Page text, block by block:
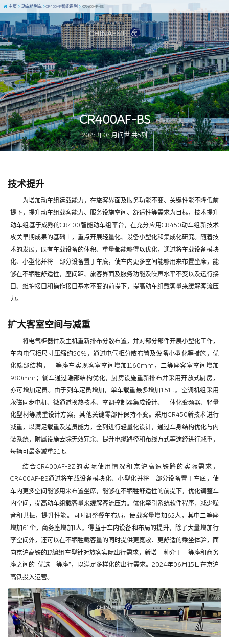
图 / 董邱迪
CR400AF-BS
2024年04月问世 共5列
主页 动车组列车 CR400AF智能系列 CR400AF-BS
技术提升
为增加动车组运载能力，在旅客界面及服务功能不变、关键性能不降低前
提下，提升动车组载客能力、服务设施空间、舒适性等需求为目标，技术提升
动车组基于成熟的CR400智能动车组平台，在充分应用CR450动车组新技术
攻关早期成果的基础上，重点开展轻量化、设备小型化和集成化研究。随着技
术的发展，既有车载设备的体积、重量都能够得以优化，通过将车载设备模块
化、小型化并将一部分设备置于车底，使车内更多空间能够用来布置坐席，能
够在不牺牲舒适性，座间距、旅客界面及服务功能及噪声水平不变以及运行接
口、维护接口和操作接口基本不变的前提下，提高动车组载客量来缓解客流压
力。
扩大客室空间与减重
将电气柜器件及主机重新排布分散布置，并对部分部件开展小型化工作，
车内电气柜尺寸压缩约50%，通过电气柜分散布置及设备小型化等措施，优
化端部结构，一等座车实现客室空间增加1160mm，二等座客室空间增加
980mm；餐车通过端部结构优化，厨房设施重新排布并采用开放式厨房，
亦可增加定员。由于列车定员增加，单车载重最多增加1.51 t。空调机组采用
永磁同步电机、微通道换热技术、空调控制器集成设计、一体化变频器、轻量
化型材等减重设计方案，其他关键零部件保持不变。采用CR450新技术进行
减重，以满足载重及超员能力，全列进行轻量化设计，通过车身结构优化与内
装系统，附属设施去除无效冗余、提升电缆路径和布线方式等途经进行减重，
每辆可最多减重2.1 t。
结合CR400AF-BZ的实际使用情况和京沪高速铁路的实际需求，
CR400AF-BS通过将车载设备模块化、小型化并将一部分设备置于车底，使
车内更多空间能够用来布置坐席，能够在不牺牲舒适性的前提下，优化调整车
内空间，提高动车组载客量来缓解客流压力。优化牵引系统软件程序，减少噪
音和共振，提升性能。同时调整餐车布局，使载客量增加62人，其中二等座
增加61个，商务座增加1人。得益于车内设备和布局的提升，除了大量增加行
李空间外，还可以在不牺牲载客量的同时提供更宽敞、更舒适的乘坐体验，面
向京沪高铁的17编组车型针对旅客实际出行需求，新增一种介于一等座和商务
座之间的“优选一等座”，以满足多样化的出行需求。2024年06月15日在京沪
高铁投入运营。